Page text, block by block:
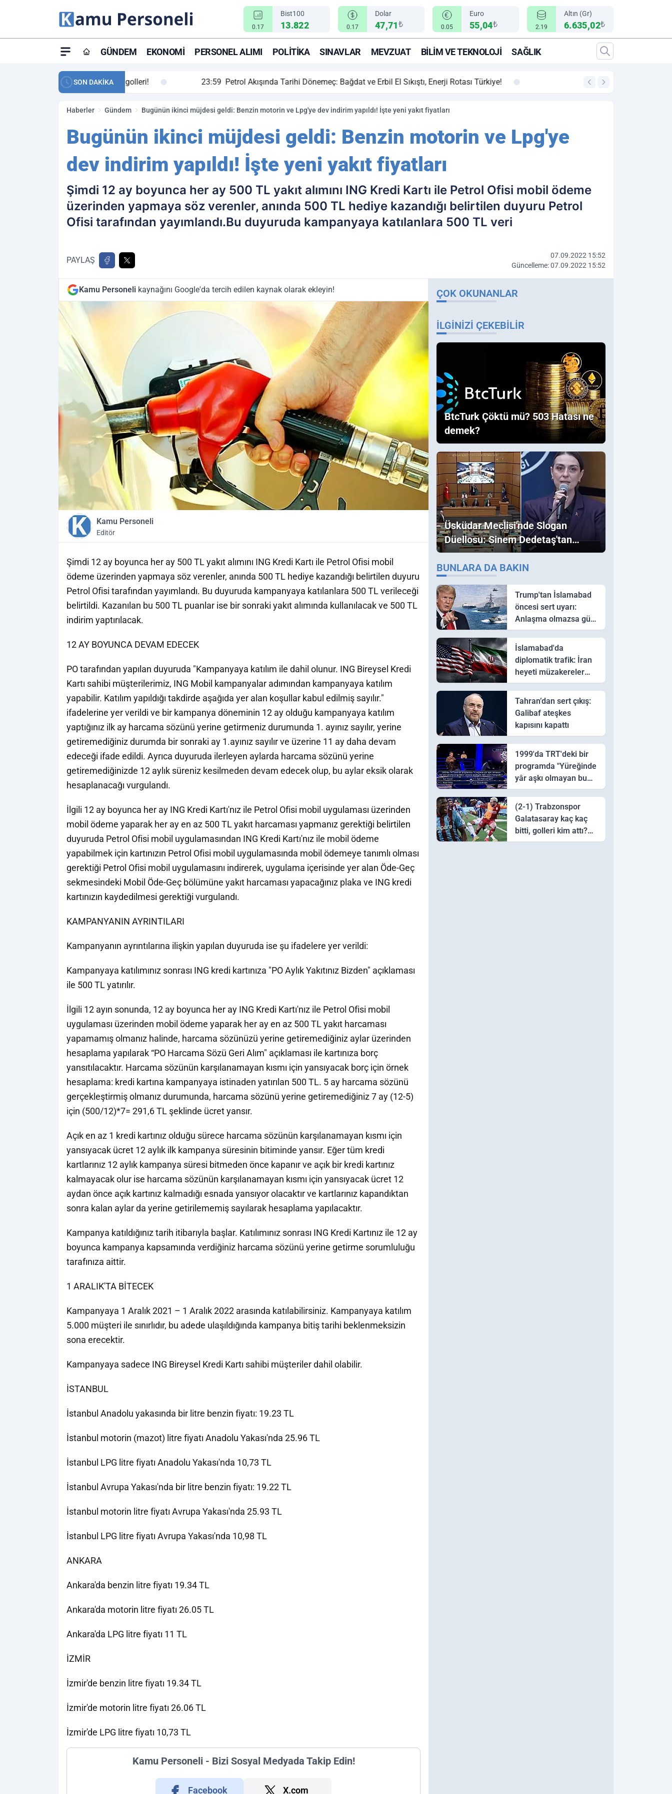
0.17
Bist100
13.822 0.17
Dolar
47,71₺ 0.05
Euro
55,04₺ 2.19
Altın (Gr)
6.635,02₺
GÜNDEM EKONOMI PERSONEL ALIMI POLITIKA SINAVLAR MEVZUAT BILIM VE TEKNOLOJI SAĞLIK
SON DAKİKA
maç özeti ve golleri! 23:59 Petrol Akışında Tarihi Dönemeç: Bağdat ve Erbil El Sıkıştı, Enerji Rotası Türkiye! 00:12
Haberler Gündem Bugünün ikinci müjdesi geldi: Benzin motorin ve Lpg'ye dev indirim yapıldı! İşte yeni yakıt fiyatları
Bugünün ikinci müjdesi geldi: Benzin motorin ve Lpg'ye
dev indirim yapıldı! İşte yeni yakıt fiyatları
Şimdi 12 ay boyunca her ay 500 TL yakıt alımını ING Kredi Kartı ile Petrol Ofisi mobil ödeme
üzerinden yapmaya söz verenler, anında 500 TL hediye kazandığı belirtilen duyuru Petrol
Ofisi tarafından yayımlandı.Bu duyuruda kampanyaya katılanlara 500 TL veri
PAYLAŞ
07.09.2022 15:52
Güncelleme: 07.09.2022 15:52
Kamu Personeli kaynağını Google'da tercih edilen kaynak olarak ekleyin!
Kamu Personeli
Editör
Şimdi 12 ay boyunca her ay 500 TL yakıt alımını ING Kredi Kartı ile Petrol Ofisi mobil
ödeme üzerinden yapmaya söz verenler, anında 500 TL hediye kazandığı belirtilen duyuru
Petrol Ofisi tarafından yayımlandı. Bu duyuruda kampanyaya katılanlara 500 TL verileceği
belirtildi. Kazanılan bu 500 TL puanlar ise bir sonraki yakıt alımında kullanılacak ve 500 TL
indirim yaptırılacak.
12 AY BOYUNCA DEVAM EDECEK
PO tarafından yapılan duyuruda "Kampanyaya katılım ile dahil olunur. ING Bireysel Kredi
Kartı sahibi müşterilerimiz, ING Mobil kampanyalar adımından kampanyaya katılım
yapabilir. Katılım yapıldığı takdirde aşağıda yer alan koşullar kabul edilmiş sayılır."
ifadelerine yer verildi ve bir kampanya döneminin 12 ay olduğu kampanyaya katılım
yaptığınız ilk ay harcama sözünü yerine getirmeniz durumunda 1. ayınız sayılır, yerine
getiremediğiniz durumda bir sonraki ay 1.ayınız sayılır ve üzerine 11 ay daha devam
edeceği ifade edildi. Ayrıca duyuruda ilerleyen aylarda harcama sözünü yerine
getiremediğinizde 12 aylık süreniz kesilmeden devam edecek olup, bu aylar eksik olarak
hesaplanacağı vurgulandı.
İlgili 12 ay boyunca her ay ING Kredi Kartı'nız ile Petrol Ofisi mobil uygulaması üzerinden
mobil ödeme yaparak her ay en az 500 TL yakıt harcaması yapmanız gerektiği belirtilen
duyuruda Petrol Ofisi mobil uygulamasından ING Kredi Kartı'nız ile mobil ödeme
yapabilmek için kartınızın Petrol Ofisi mobil uygulamasında mobil ödemeye tanımlı olması
gerektiği Petrol Ofisi mobil uygulamasını indirerek, uygulama içerisinde yer alan Öde-Geç
sekmesindeki Mobil Öde-Geç bölümüne yakıt harcaması yapacağınız plaka ve ING kredi
kartınızın kaydedilmesi gerektiği vurgulandı.
KAMPANYANIN AYRINTILARI
Kampanyanın ayrıntılarına ilişkin yapılan duyuruda ise şu ifadelere yer verildi:
Kampanyaya katılımınız sonrası ING kredi kartınıza "PO Aylık Yakıtınız Bizden" açıklaması
ile 500 TL yatırılır.
İlgili 12 ayın sonunda, 12 ay boyunca her ay ING Kredi Kartı'nız ile Petrol Ofisi mobil
uygulaması üzerinden mobil ödeme yaparak her ay en az 500 TL yakıt harcaması
yapamamış olmanız halinde, harcama sözünüzü yerine getiremediğiniz aylar üzerinden
hesaplama yapılarak “PO Harcama Sözü Geri Alım" açıklaması ile kartınıza borç
yansıtılacaktır. Harcama sözünün karşılanamayan kısmı için yansıyacak borç için örnek
hesaplama: kredi kartına kampanyaya istinaden yatırılan 500 TL. 5 ay harcama sözünü
gerçekleştirmiş olmanız durumunda, harcama sözünü yerine getiremediğiniz 7 ay (12-5)
için (500/12)*7= 291,6 TL şeklinde ücret yansır.
Açık en az 1 kredi kartınız olduğu sürece harcama sözünün karşılanamayan kısmı için
yansıyacak ücret 12 aylık ilk kampanya süresinin bitiminde yansır. Eğer tüm kredi
kartlarınız 12 aylık kampanya süresi bitmeden önce kapanır ve açık bir kredi kartınız
kalmayacak olur ise harcama sözünün karşılanamayan kısmı için yansıyacak ücret 12
aydan önce açık kartınız kalmadığı esnada yansıyor olacaktır ve kartlarınız kapandıktan
sonra kalan aylar da yerine getirilememiş sayılarak hesaplama yapılacaktır.
Kampanya katıldığınız tarih itibarıyla başlar. Katılımınız sonrası ING Kredi Kartınız ile 12 ay
boyunca kampanya kapsamında verdiğiniz harcama sözünü yerine getirme sorumluluğu
tarafınıza aittir.
1 ARALIK'TA BİTECEK
Kampanyaya 1 Aralık 2021 – 1 Aralık 2022 arasında katılabilirsiniz. Kampanyaya katılım
5.000 müşteri ile sınırlıdır, bu adede ulaşıldığında kampanya bitiş tarihi beklenmeksizin
sona erecektir.
Kampanyaya sadece ING Bireysel Kredi Kartı sahibi müşteriler dahil olabilir.
İSTANBUL
İstanbul Anadolu yakasında bir litre benzin fiyatı: 19.23 TL
İstanbul motorin (mazot) litre fiyatı Anadolu Yakası'nda 25.96 TL
İstanbul LPG litre fiyatı Anadolu Yakası'nda 10,73 TL
İstanbul Avrupa Yakası'nda bir litre benzin fiyatı: 19.22 TL
İstanbul motorin litre fiyatı Avrupa Yakası'nda 25.93 TL
İstanbul LPG litre fiyatı Avrupa Yakası'nda 10,98 TL
ANKARA
Ankara'da benzin litre fiyatı 19.34 TL
Ankara'da motorin litre fiyatı 26.05 TL
Ankara'da LPG litre fiyatı 11 TL
İZMİR
İzmir'de benzin litre fiyatı 19.34 TL
İzmir'de motorin litre fiyatı 26.06 TL
İzmir'de LPG litre fiyatı 10,73 TL
Kamu Personeli - Bizi Sosyal Medyada Takip Edin!
Facebook X.com
ÇOK OKUNANLAR
İLGINIZI ÇEKEBILIR
BtcTurk Çöktü mü? 503 Hatası ne
demek?
Üsküdar Meclisi'nde Slogan
Düellosu: Sinem Dedetaş'tan
Ezber Bozan "Erdoğan" ve
"İmamoğlu" Çıkışı!
BUNLARA DA BAKIN
Trump'tan İslamabad
öncesi sert uyarı:
Anlaşma olmazsa güç
kullanırız
İslamabad'da
diplomatik trafik: İran
heyeti müzakereler
için Pakistan'a ulaştı
Tahran’dan sert çıkış:
Galibaf ateşkes
kapısını kapattı
1999'da TRT'deki bir
programda "Yüreğinde
yâr aşkı olmayan bu
sazı çalarsa tingirdatır"
sözünü söyleyen halk
ozanı hangisidir?
(2-1) Trabzonspor
Galatasaray kaç kaç
bitti, golleri kim attı?
Trabzonspor